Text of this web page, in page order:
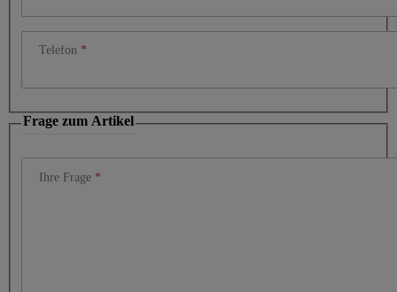
Telefon
Frage zum Artikel
Ihre Frage